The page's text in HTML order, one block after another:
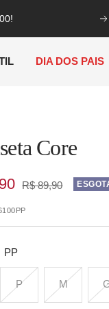
DIA DOS PAIS
Core
Preço
R$ 89,90
PP
P M